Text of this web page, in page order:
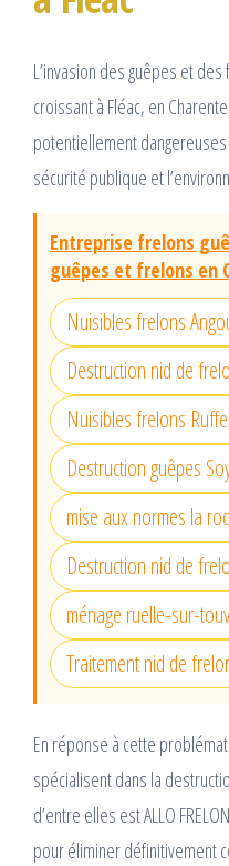
L’invasion des guêpes et
croissant à Fléac, en
potentiellement
sécurité publique et
Entreprise frelons
guêpes et frelons en
Nuisibles frelons
Destruction nid de
Nuisibles frelons
Destruction guêpes
mise aux normes la
Destruction nid de
ménage ruelle-sur-
Traitement nid de
En réponse à cette
spécialisent dans la
d’entre elles est ALLO
pour éliminer définitivement